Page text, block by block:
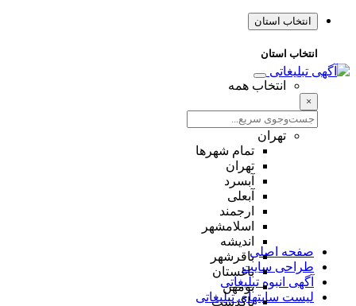
انتخاب استان
انتخاب استان
انتخاب همه
×
تهران
تمام شهر‌ها
تهران
آبسرد
آبعلی
ارجمند
اسلامشهر
اندیشه
باقرشهر
باغستان
بومهن
پاکدشت
صفحه اصلی
طراحی سایت
آگهی انبوه تبلیغاتی
لیست سایتهای تبلیغاتی